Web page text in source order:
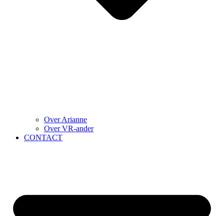
Over Arianne
Over VR-ander
CONTACT